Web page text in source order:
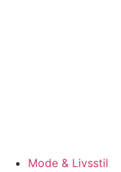
Mode & Livsstil